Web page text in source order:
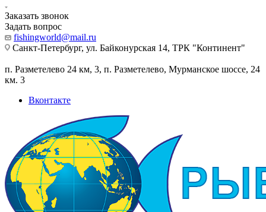
Заказать звонок
Задать вопрос
fishingworld@mail.ru
Санкт-Петербург, ул. Байконурская 14, ТРК "Континент"
п. Разметелево 24 км, 3, п. Разметелево, Мурманское шоссе, 24
км. 3
Вконтакте